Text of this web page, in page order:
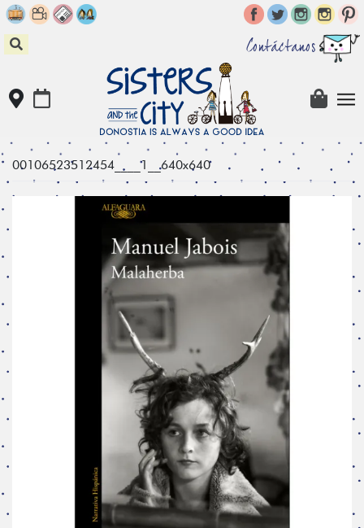
Skip
to
content
Contáctanos
00106523512454____1__640x640